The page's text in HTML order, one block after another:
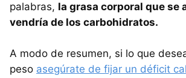
palabras, la grasa corporal que se
vendría de los carbohidratos.
A modo de resumen, si lo que
peso asegúrate de fijar un déficit